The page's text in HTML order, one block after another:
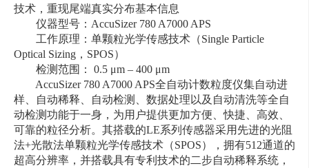
技术，重现尾端真实分布基本信息
仪器型号：AccuSizer 780 A7000 APS
工作原理：单颗粒光学传感技术（Single Particle
Optical Sizing，SPOS）
检测范围： 0.5 μm – 400 μm
AccuSizer 780 A7000 APS全自动计数粒度仪集自动进
样、自动稀释、自动检测、数据处理以及自动清洗等全自
动检测功能于一身，为用户提供更加方便、快捷、高效、
可靠的粒径分析。其搭载的LE系列传感器采用先进的光阻
法+光散法单颗粒光学传感技术（SPOS），拥有512通道的
超高分辨率，并搭载具有专利技术的二步自动稀释系统，